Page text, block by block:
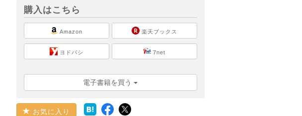
購入はこちら
Amazon
ヨドバシ
楽天ブックス
7net
電子書籍を買う
お気に入り